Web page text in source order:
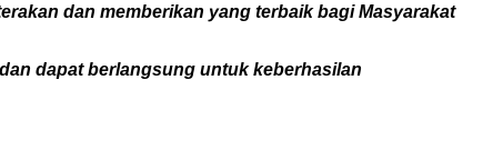
dan memberikan yang terbaik bagi Masyarakat
dapat berlangsung untuk keberhasilan